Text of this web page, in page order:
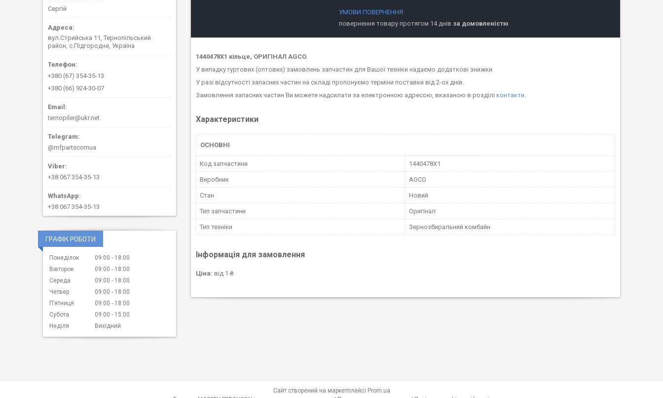
повернення товару протягом 14 днів за домовленістю
1440478X1 кільце, ОРИГІНАЛ AGCO.
У випадку гуртових (оптових) замовлень запчастин для Вашої техніки надаємо додаткові знижки.
У разі відсутності запасних частин на складі пропонуємо терміни поставки від 2-ох днів.
Замовлення запасних частин Ви можете надсилати за електронною адресою, вказаною в розділі контакти
Характеристики
ОСНОВНІ
Код запчастини 1440478X1
Виробник AGCO
Стан Новий
Тип запчастини Оригінал
Тип техніки Зернозбиральний комбайн
Інформація для замовлення
Ціна: від 1 ₴
Сергій
вул.Стрийська 11, Тернопільський
район, с.Підгородне, Україна
+380 (67) 354-35-13
+380 (66) 924-30-07
ternopiler@ukr.net
@mfpartscomua
+38 067 354-35-13
+38 067 354-35-13
ГРАФІК РОБОТИ
Понеділок 09:00
18:00
Вівторок
09:00
18:00
Середа
09:00
18:00
Четвер
09:00
18:00
Пʼятниця
09:00
18:00
Субота
09:00
15:00
Неділя
Вихідний
Сайт створений на маркетплейсі Prom.ua